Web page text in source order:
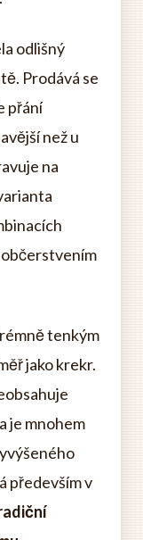
odlišný
Prodává se
přání
než u
na
tenkým
jako krekr.
je mnohem
především v